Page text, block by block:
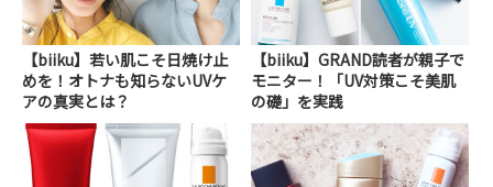
【biiku】若い肌こそ日焼け止
めを！オトナも知らないUVケ
アの真実とは？
【biiku】GRAND読者が親子で
モニター！「UV対策こそ美肌
の礎」を実践